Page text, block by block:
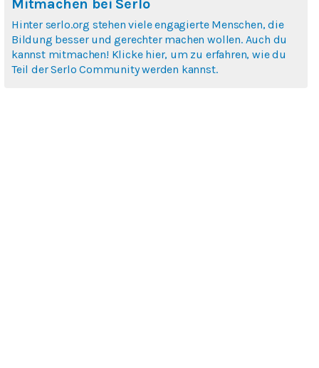
Mitmachen bei Serlo
Hinter serlo.org stehen viele engagierte Menschen, die
Bildung besser und gerechter machen wollen. Auch du
kannst mitmachen! Klicke hier, um zu erfahren, wie du
Teil der Serlo Community werden kannst.